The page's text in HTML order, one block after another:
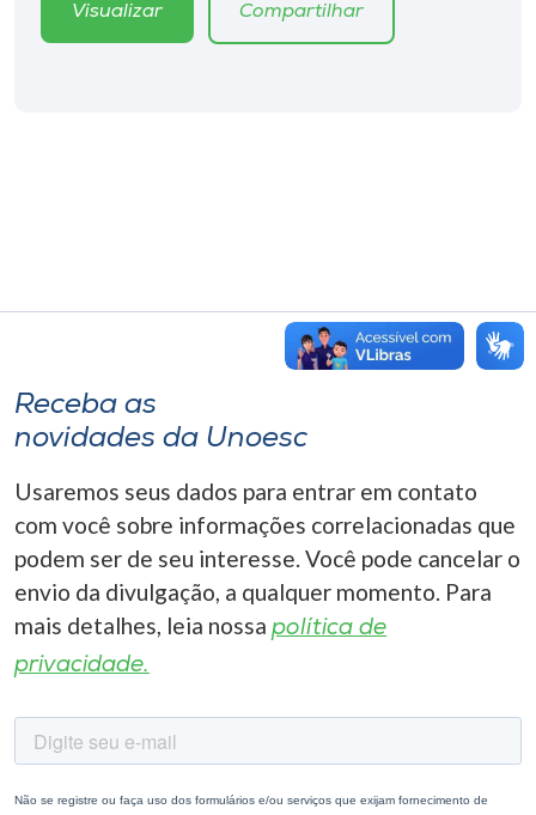
Visualizar Compartilhar
Receba as
novidades da Unoesc
Usaremos seus dados para entrar em contato
com você sobre informações correlacionadas que
podem ser de seu interesse. Você pode cancelar o
envio da divulgação, a qualquer momento. Para
mais detalhes, leia nossa política de
privacidade.